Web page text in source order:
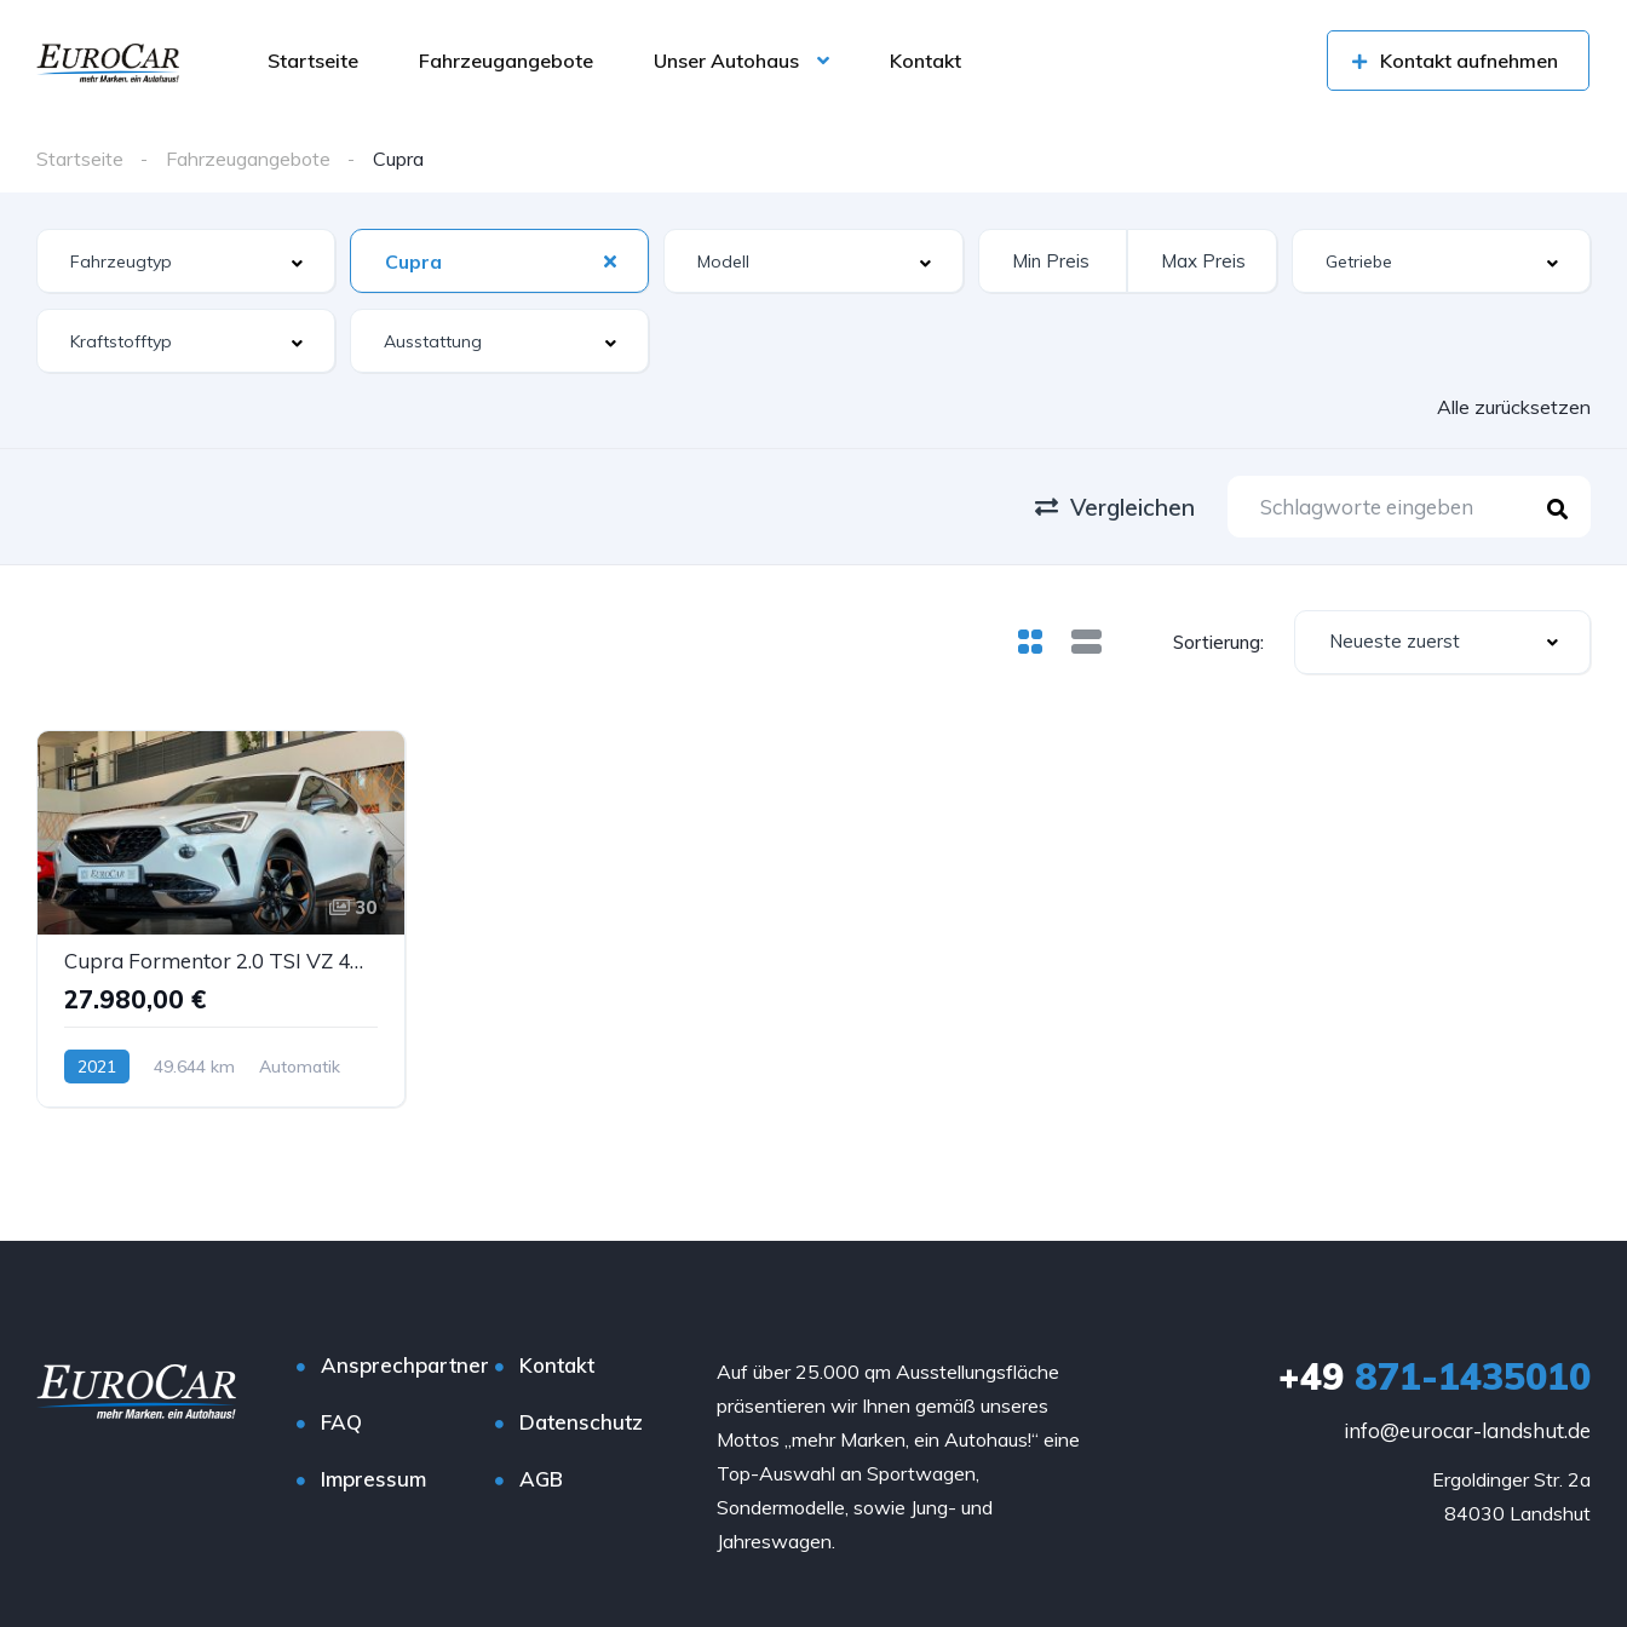
Startseite Fahrzeugangebote Unser Autohaus Kontakt Kontakt aufnehmen
Startseite Fahrzeugangebote Cupra
Cupra
Alle zurücksetzen
Vergleichen
Sortierung: Neueste zuerst
30
Cupra Formentor 2.0 TSI VZ 4Dr. Pano Memory Beats AHK
27.980,00 €
2021 49.644 km
Automatik
Ansprechpartner Kontakt
FAQ Datenschutz
Impressum AGB
Auf über 25.000 qm Ausstellungsfläche
präsentieren wir Ihnen gemäß unseres
Mottos „mehr Marken, ein Autohaus!“ eine
Top-Auswahl an Sportwagen,
Sondermodelle, sowie Jung- und
Jahreswagen.
+49871-1435010
info@eurocar-landshut.de
Ergoldinger Str. 2a
84030 Landshut